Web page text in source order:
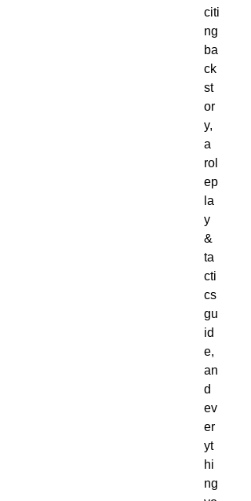
citi
ng
ba
ck
st
or
y,
a
rol
ep
la
y
&
ta
cti
cs
gu
id
e,
an
d
ev
er
yt
hi
ng